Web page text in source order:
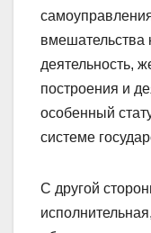
вмешательства
деятельность,
построения и
особенный
системе
С другой